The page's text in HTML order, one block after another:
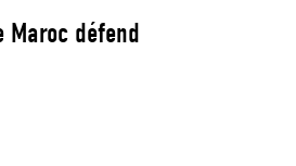
Maroc défend